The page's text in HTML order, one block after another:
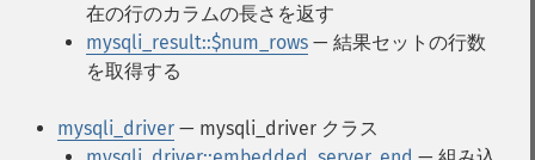
在の行のカラムの長さを返す
mysqli_result::$num_rows — 結果セットの行数
を取得する
mysqli_driver — mysqli_driver クラス